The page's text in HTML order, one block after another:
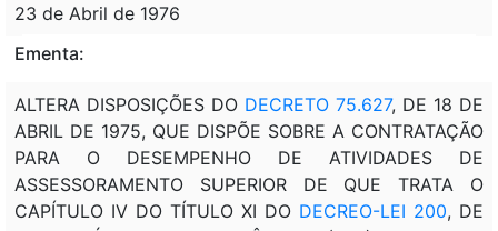
23 de Abril de 1976
Ementa:
ALTERA DISPOSIÇÕES DO DECRETO 75.627, DE 18 DE
ABRIL DE 1975, QUE DISPÕE SOBRE A CONTRATAÇÃO
PARA O DESEMPENHO DE ATIVIDADES DE
ASSESSORAMENTO SUPERIOR DE QUE TRATA O
CAPÍTULO IV DO TÍTULO XI DO DECREO-LEI 200, DE